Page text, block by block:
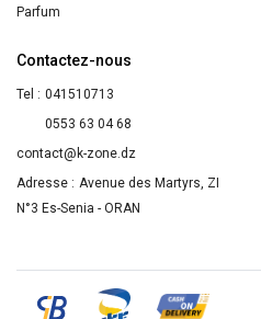
Parfum
Contactez-nous
Tel : 041510713
0553 63 04 68
contact@k-zone.dz
Adresse : Avenue des Martyrs, ZI
N°3 Es-Senia - ORAN